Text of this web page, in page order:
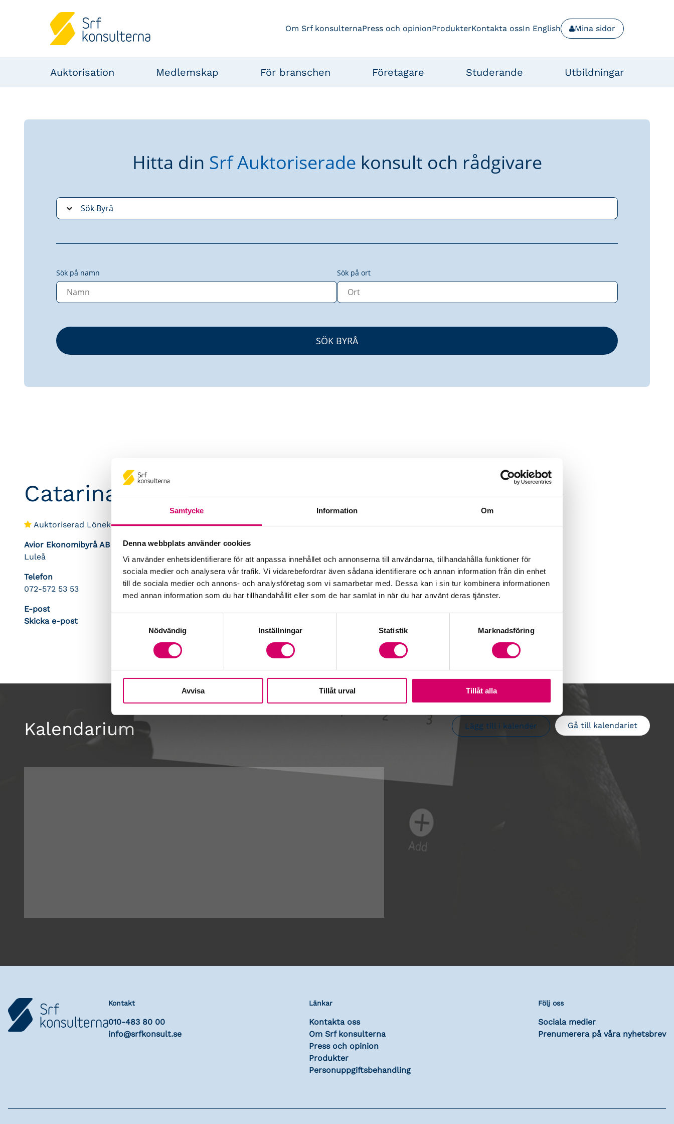
Samtycke Information Om
Denna webbplats använder cookies
Vi använder enhetsidentifierare för att anpassa innehållet och annonserna till användarna, tillhandahålla funktioner för
sociala medier och analysera vår trafik. Vi vidarebefordrar även sådana identifierare och annan information från din enhet
till de sociala medier och annons- och analysföretag som vi samarbetar med. Dessa kan i sin tur kombinera informationen
med annan information som du har tillhandahållit eller som de har samlat in när du har använt deras tjänster.
Nödvändig
Inställningar Statistik Marknadsföring
Avvisa Tillåt urval Tillåt alla
Om Srf konsulternaPress och opinionProdukterKontakta ossIn English Mina sidor
Auktorisation Medlemskap För branschen Företagare Studerande Utbildningar
Hitta din Srf Auktoriserade konsult och rådgivare
Sök på namn Sök på ort
Catarina Forsman
Auktoriserad Lönekonsult
Avior Ekonomibyrå AB
Luleå
Telefon
072-572 53 53
E-post
Skicka e-post
Kalendarium Gå till kalendariet
Lägg till i kalender
Kontakt
010-483 80 00
info@srfkonsult.se
Länkar
Kontakta oss
Om Srf konsulterna
Press och opinion
Produkter
Personuppgiftsbehandling
Följ oss
Sociala medier
Prenumerera på våra nyhetsbrev